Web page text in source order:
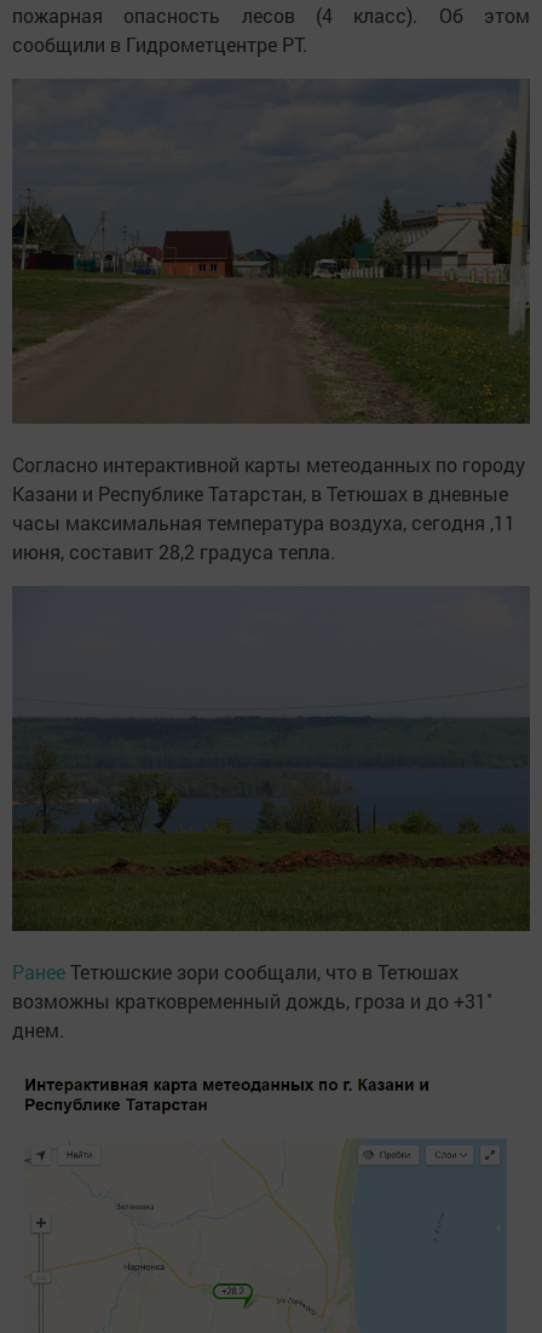
пожарная опасность лесов (4 класс). Об этом
сообщили в Гидрометцентре РТ.
Согласно интерактивной карты метеоданных по городу
Казани и Республике Татарстан, в Тетюшах в дневные
часы максимальная температура воздуха, сегодня ,11
июня, составит 28,2 градуса тепла.
РанееТетюшские зори сообщали, что в Тетюшах
возможны кратковременный дождь, гроза и до +31˚
днем.